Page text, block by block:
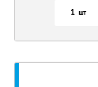
1 шт